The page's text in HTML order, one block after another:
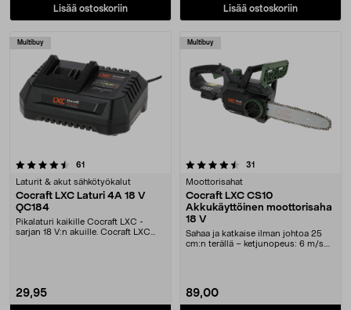
Lisää ostoskoriin Lisää ostoskoriin
Multibuy
61
Laturit & akut sähkötyökalut
Cocraft LXC Laturi 4A 18 V
QC184
Pikalaturi kaikille Cocraft LXC -
sarjan 18 V:n akuille. Cocraft LXC
29,95
Multibuy
4.5 viidestä tähdestä 31
Moottorisahat
Cocraft LXC CS10
Akkukäyttöinen moottorisaha
18 V
Sahaa ja katkaise ilman johtoa 25
cm:n terällä – ketjunopeus: 6 m/s.
89,00